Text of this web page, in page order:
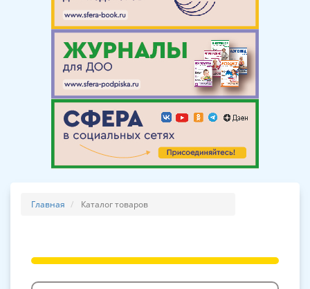
Главная Каталог товаров